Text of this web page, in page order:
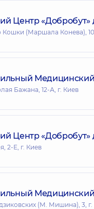
Центр «Добробут»
(Маршала Конева), 10/
Медицинский
Бажана, 12-А, г. Киев
Центр «Добробут»
2-Е, г. Киев
Медицинский
(М. Мишина), 3, г.